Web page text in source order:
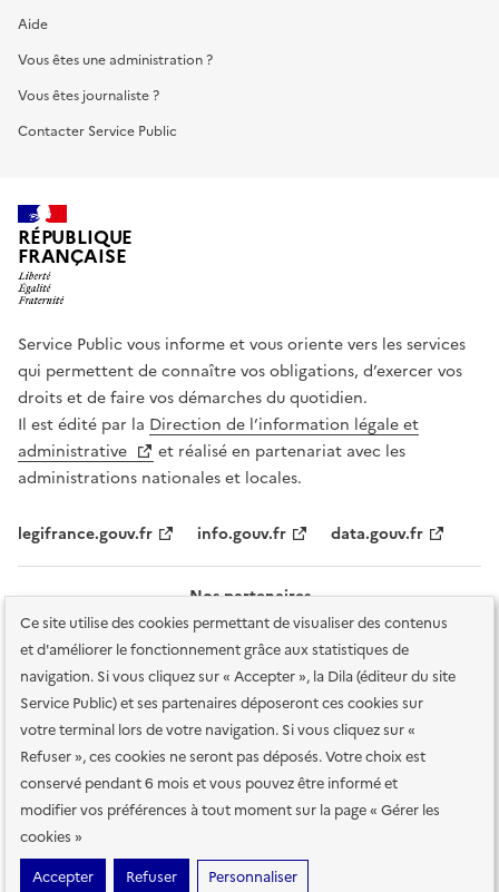
Ce site utilise des cookies permettant de visualiser des contenus
et d'améliorer le fonctionnement grâce aux statistiques de
navigation. Si vous cliquez sur « Accepter », la Dila (éditeur du site
Service Public) et ses partenaires déposeront ces cookies sur
votre terminal lors de votre navigation. Si vous cliquez sur «
Refuser », ces cookies ne seront pas déposés. Votre choix est
conservé pendant 6 mois et vous pouvez être informé et
modifier vos préférences à tout moment sur la page « Gérer les
cookies »
Accepter
Refuser Personnaliser
Aide
Vous êtes une administration ?
Vous êtes journaliste ?
Contacter Service Public
RÉPUBLIQUE
FRANÇAISE
Service Public vous informe et vous oriente vers les services
qui permettent de connaître vos obligations, d’exercer vos
droits et de faire vos démarches du quotidien.
Il est édité par la Direction de l’information légale et
administrative
et réalisé en partenariat avec les
administrations nationales et locales.
legifrance.gouv.fr info.gouv.fr data.gouv.fr
Nos partenaires
Plan du site Accessibilité : totalement conforme
Accessibilité des
services en ligne Mentions légales Données personnelles et sécurité
Conditions générales d'utilisation Gestion des cookies
Sauf mention contraire, tous les contenus de ce site sont sous